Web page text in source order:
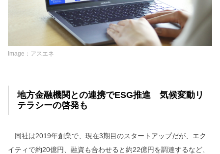
Image：アスエネ
地方金融機関との連携でESG推進 気候変動リ
テラシーの啓発も
同社は2019年創業で、現在3期目のスタートアップだが、エク
イティで約20億円、融資も合わせると約22億円を調達するなど、